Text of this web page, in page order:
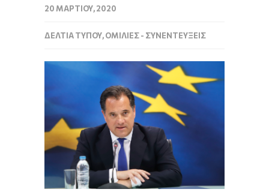
20 ΜΑΡΤΊΟΥ, 2020
ΔΕΛΤΊΑ ΤΎΠΟΥ,ΟΜΙΛΊΕΣ - ΣΥΝΕΝΤΕΎΞΕΙΣ